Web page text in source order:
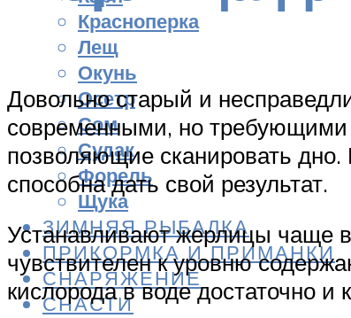
Красноперка
Лещ
Окунь
Осетр
Сом
Судак
Форель
Щука
ЗИМНЯЯ РЫБАЛКА
ПРИКОРМКА И ПРИМАНКИ
СНАРЯЖЕНИЕ
СНАСТИ
Довольно старый и
современными, но требующими
позволяющие сканировать
способна дать свой результат.
Устанавливают жерлицы чаще
чувствителен к уровню
кислорода в воде достаточно и